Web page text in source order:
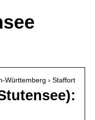
Württemberg › Staffort